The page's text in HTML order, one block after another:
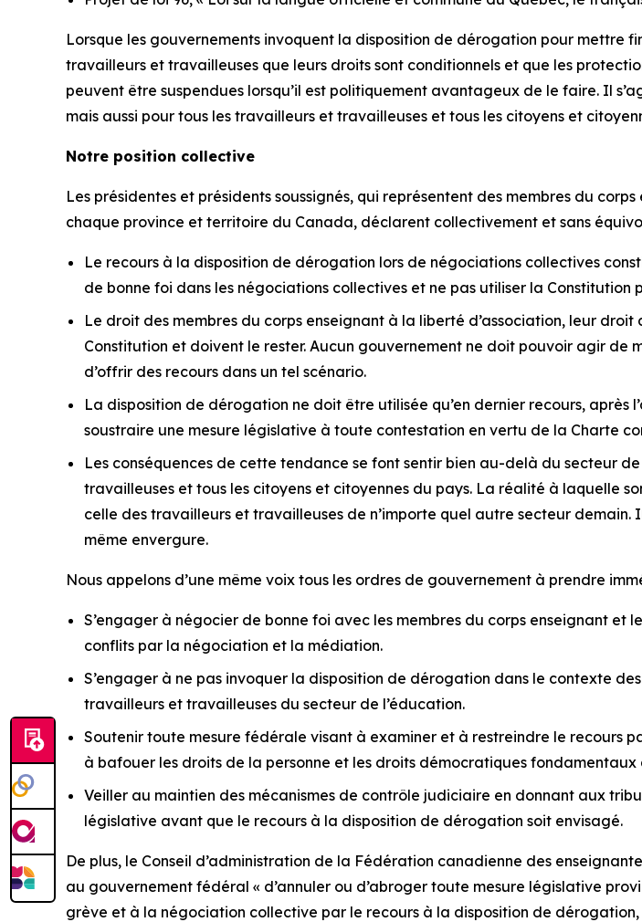
Lorsque les gouvernements invoquent la disposition de dérogation pour mettre
travailleurs et travailleuses que leurs droits sont conditionnels et que les
peuvent être suspendues lorsqu’il est politiquement avantageux de le faire. Il
mais aussi pour tous les travailleurs et travailleuses et tous les citoyens et
Notre position collective
Les présidentes et présidents soussignés, qui représentent des membres du
chaque province et territoire du Canada, déclarent collectivement et sans
Le recours à la disposition de dérogation lors de négociations collectives
de bonne foi dans les négociations collectives et ne pas utiliser la
Le droit des membres du corps enseignant à la liberté d’association, leur
Constitution et doivent le rester. Aucun gouvernement ne doit pouvoir agir
d’offrir des recours dans un tel scénario.
La disposition de dérogation ne doit être utilisée qu’en dernier recours,
soustraire une mesure législative à toute contestation en vertu de la Charte
Les conséquences de cette tendance se font sentir bien au-delà du secteur
travailleuses et tous les citoyens et citoyennes du pays. La réalité à laquelle
celle des travailleurs et travailleuses de n’importe quel autre secteur demain.
même envergure.
Nous appelons d’une même voix tous les ordres de gouvernement à prendre
S’engager à négocier de bonne foi avec les membres du corps enseignant
conflits par la négociation et la médiation.
S’engager à ne pas invoquer la disposition de dérogation dans le contexte
travailleurs et travailleuses du secteur de l’éducation.
Soutenir toute mesure fédérale visant à examiner et à restreindre le recours
à bafouer les droits de la personne et les droits démocratiques fondamentaux
Veiller au maintien des mécanismes de contrôle judiciaire en donnant aux
législative avant que le recours à la disposition de dérogation soit envisagé.
De plus, le Conseil d’administration de la Fédération canadienne des
au gouvernement fédéral « d’annuler ou d’abroger toute mesure législative
grève et à la négociation collective par le recours à la disposition de